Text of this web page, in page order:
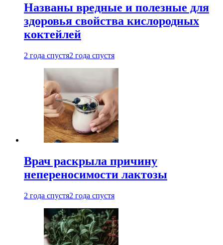
Названы вредные и полезные для
здоровья свойства кислородных
коктейлей
2 года спустя2 года спустя
Врач раскрыла причину
непереносимости лактозы
2 года спустя2 года спустя